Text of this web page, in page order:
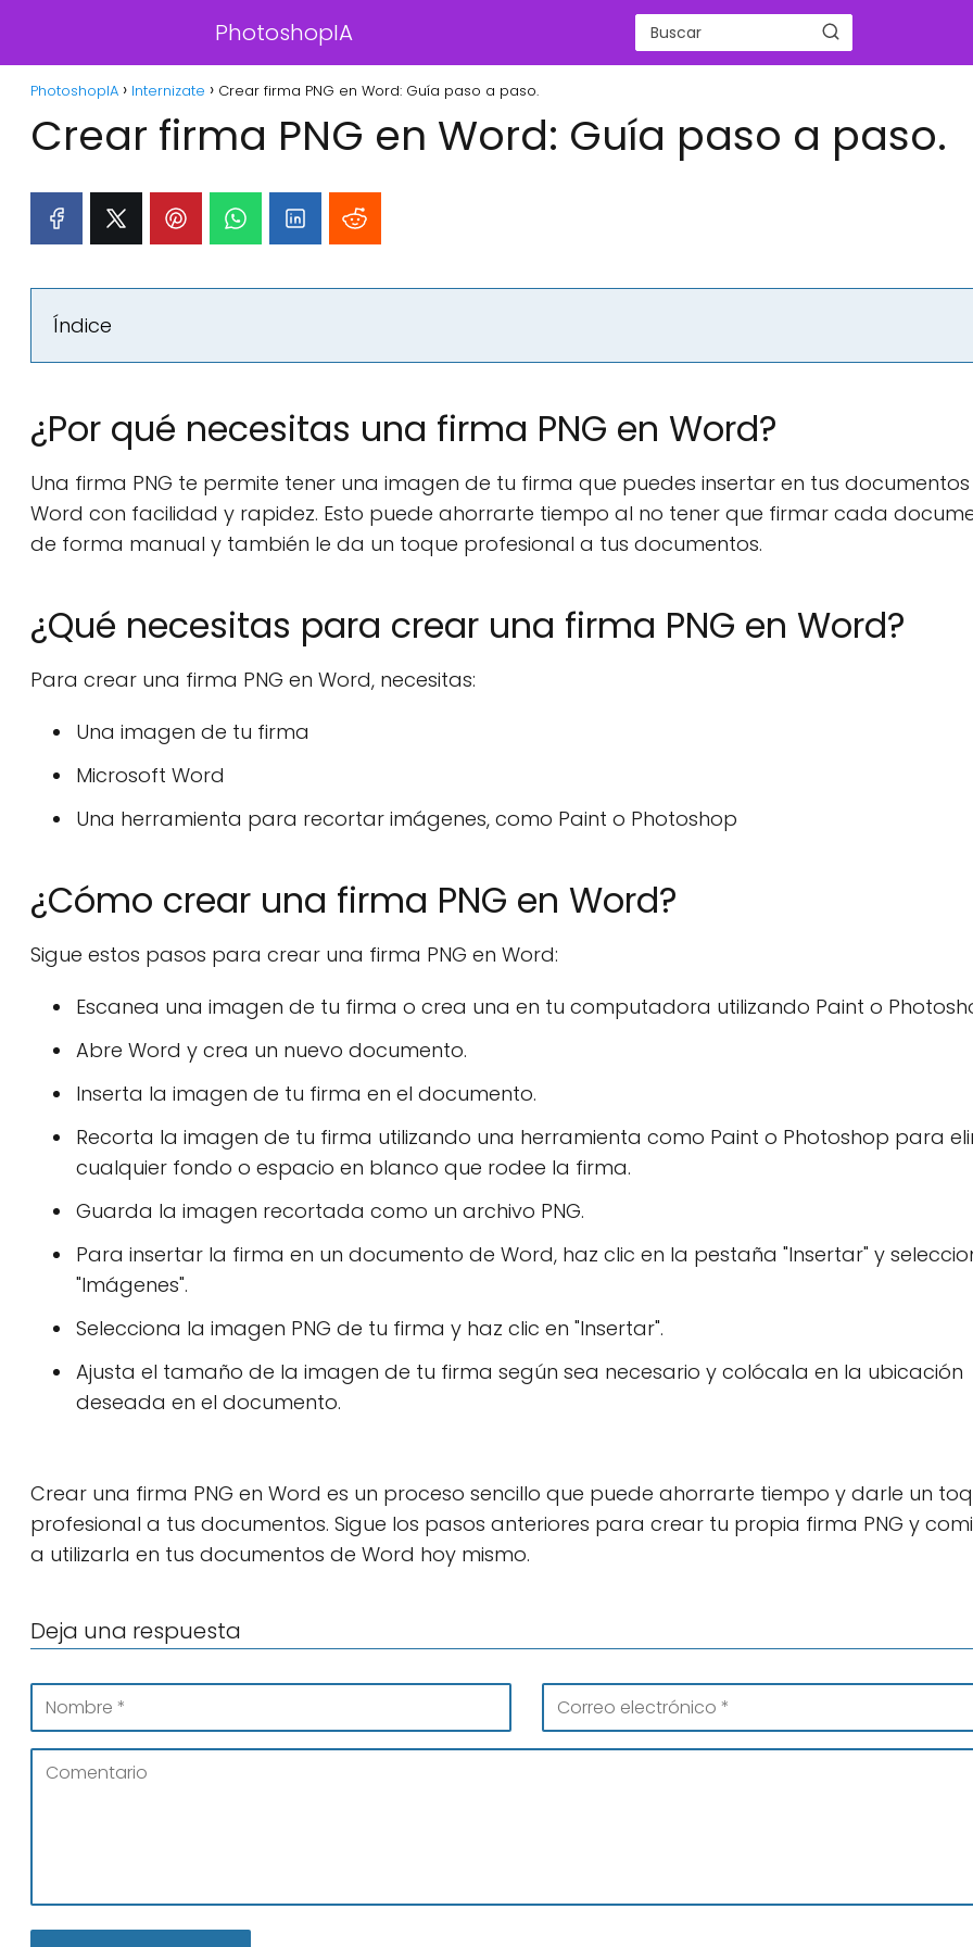
PhotoshopIA
PhotoshopIA Internizate Crear firma PNG en Word: Guía paso a paso.
Crear firma PNG en Word: Guía paso a paso.
Índice
¿Por qué necesitas una firma PNG en Word?
Una firma PNG te permite tener una imagen de tu firma que puedes insertar en tus
Word con facilidad y rapidez. Esto puede ahorrarte tiempo al no tener que firmar cada
de forma manual y también le da un toque profesional a tus documentos.
¿Qué necesitas para crear una firma PNG en Word?
Para crear una firma PNG en Word, necesitas:
Una imagen de tu firma
Microsoft Word
Una herramienta para recortar imágenes, como Paint o Photoshop
¿Cómo crear una firma PNG en Word?
Sigue estos pasos para crear una firma PNG en Word:
Escanea una imagen de tu firma o crea una en tu computadora utilizando Paint o
Abre Word y crea un nuevo documento.
Inserta la imagen de tu firma en el documento.
Recorta la imagen de tu firma utilizando una herramienta como Paint o Photoshop para
cualquier fondo o espacio en blanco que rodee la firma.
Guarda la imagen recortada como un archivo PNG.
Para insertar la firma en un documento de Word, haz clic en la pestaña "Insertar" y
"Imágenes".
Selecciona la imagen PNG de tu firma y haz clic en "Insertar".
Ajusta el tamaño de la imagen de tu firma según sea necesario y colócala en la ubicación
deseada en el documento.
Crear una firma PNG en Word es un proceso sencillo que puede ahorrarte tiempo y darle un
profesional a tus documentos. Sigue los pasos anteriores para crear tu propia firma PNG y
a utilizarla en tus documentos de Word hoy mismo.
Deja una respuesta